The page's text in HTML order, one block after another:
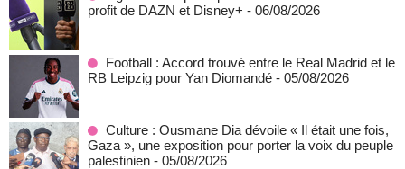
profit de DAZN et Disney+ - 06/08/2026
Football : Accord trouvé entre le Real Madrid et le
RB Leipzig pour Yan Diomandé - 05/08/2026
Culture : Ousmane Dia dévoile « Il était une fois,
Gaza », une exposition pour porter la voix du peuple
palestinien - 05/08/2026